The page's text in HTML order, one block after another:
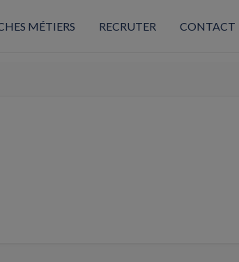
MÉTIERS RECRUTER CONTACT